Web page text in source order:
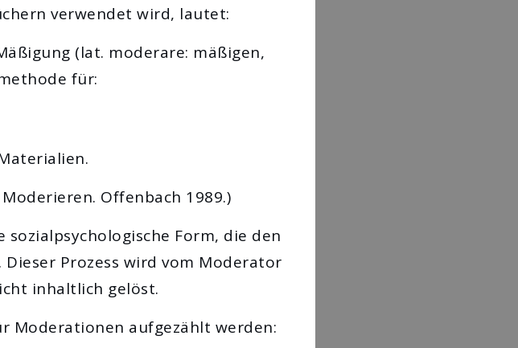
verwendet wird, lautet:
(lat. moderare: mäßigen,
für:
Offenbach 1989.)
sozialpsychologische Form, die den
Prozess wird vom Moderator
inhaltlich gelöst.
Moderationen aufgezählt werden: